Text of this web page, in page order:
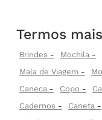
Termos
Brindes Mochila
Mala de Viagem
Caneca
Copo
Cadernos
Caneta